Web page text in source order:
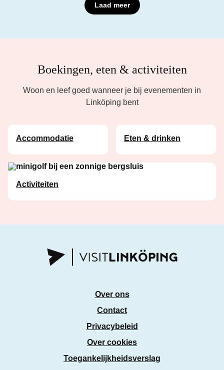
Laad meer
Boekingen, eten & activiteiten
Woon en leef goed wanneer je bij evenementen in
Linköping bent
Accommodatie Eten & drinken
Activiteiten
Over ons
Contact
Privacybeleid
Over cookies
Toegankelijkheidsverslag